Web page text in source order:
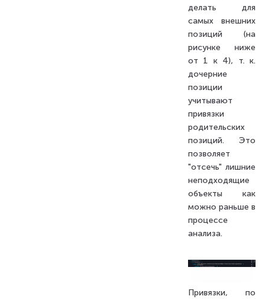
Сложные привязки
делать для
самых внешних
позиций (на
рисунке ниже
от 1 к 4), т. к.
дочерние
позиции
учитывают
привязки
родительских
позиций. Это
позволяет
"отсечь" лишние
неподходящие
объекты как
можно раньше в
процессе
анализа.
Привязки, по